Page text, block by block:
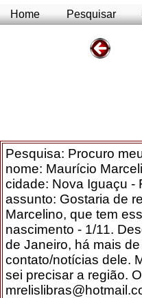
Home Pesquisar
Pesquisa: Procuro
nome: Maurício
cidade: Nova Iguaçu -
assunto: Gostaria de
Marcelino, que tem
nascimento - 1/11.
de Janeiro, há mais
contato/notícias dele.
sei precisar a região.